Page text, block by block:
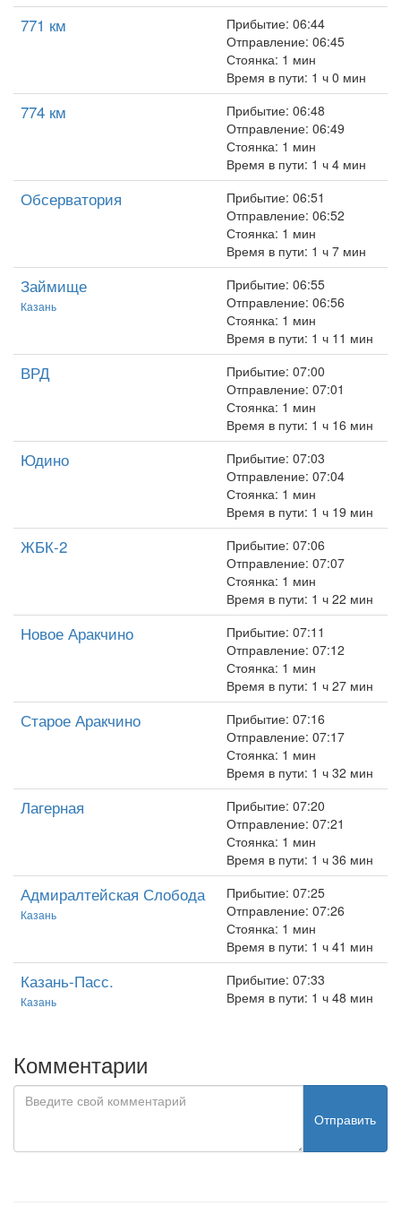
771 км
Прибытие: 06:44
Отправление: 06:45
Стоянка: 1 мин
Время в пути: 1 ч 0 мин
774 км
Прибытие: 06:48
Отправление: 06:49
Стоянка: 1 мин
Время в пути: 1 ч 4 мин
Обсерватория
Прибытие: 06:51
Отправление: 06:52
Стоянка: 1 мин
Время в пути: 1 ч 7 мин
Займище
Казань
Прибытие: 06:55
Отправление: 06:56
Стоянка: 1 мин
Время в пути: 1 ч 11 мин
ВРД
Прибытие: 07:00
Отправление: 07:01
Стоянка: 1 мин
Время в пути: 1 ч 16 мин
Юдино
Прибытие: 07:03
Отправление: 07:04
Стоянка: 1 мин
Время в пути: 1 ч 19 мин
ЖБК-2
Прибытие: 07:06
Отправление: 07:07
Стоянка: 1 мин
Время в пути: 1 ч 22 мин
Новое Аракчино
Прибытие: 07:11
Отправление: 07:12
Стоянка: 1 мин
Время в пути: 1 ч 27 мин
Старое Аракчино
Прибытие: 07:16
Отправление: 07:17
Стоянка: 1 мин
Время в пути: 1 ч 32 мин
Лагерная
Прибытие: 07:20
Отправление: 07:21
Стоянка: 1 мин
Время в пути: 1 ч 36 мин
Адмиралтейская Слобода
Казань
Прибытие: 07:25
Отправление: 07:26
Стоянка: 1 мин
Время в пути: 1 ч 41 мин
Казань-Пасс.
Казань
Прибытие: 07:33
Время в пути: 1 ч 48 мин
Комментарии
Отправить